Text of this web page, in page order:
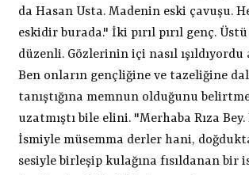
da Hasan Usta. Madenin eski çavuşu.
eskidir burada." İki pırıl pırıl genç.
düzenli. Gözlerinin içi nasıl
Ben onların gençliğine ve tazeliğine
tanıştığına memnun olduğunu
uzatmıştı bile elini. "Merhaba Rıza Bey.
İsmiyle müsemma derler hani,
sesiyle birleşip kulağına fısıldanan bir